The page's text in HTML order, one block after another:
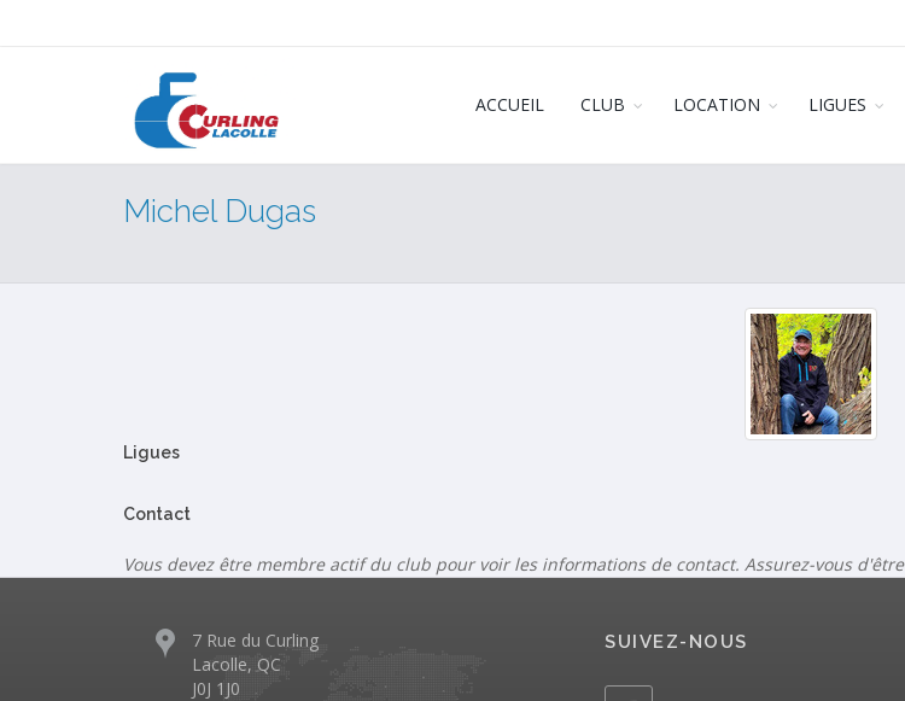
ACCUEIL CLUB LOCATION LIGUES
Michel Dugas
Ligues
Contact
Vous devez être membre actif du club pour voir les informations de contact. Assurez-vous
7 Rue du Curling
Lacolle, QC
J0J 1J0
SUIVEZ-NOUS